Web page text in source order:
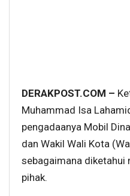
DERAKPOST.COM –
Muhammad Isa
pengadaanya Mobil
dan Wakil Wali Kota
sebagaimana
pihak.